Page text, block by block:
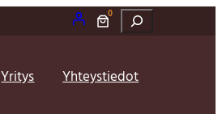
0 Etsi
Yritys Yhteystiedot